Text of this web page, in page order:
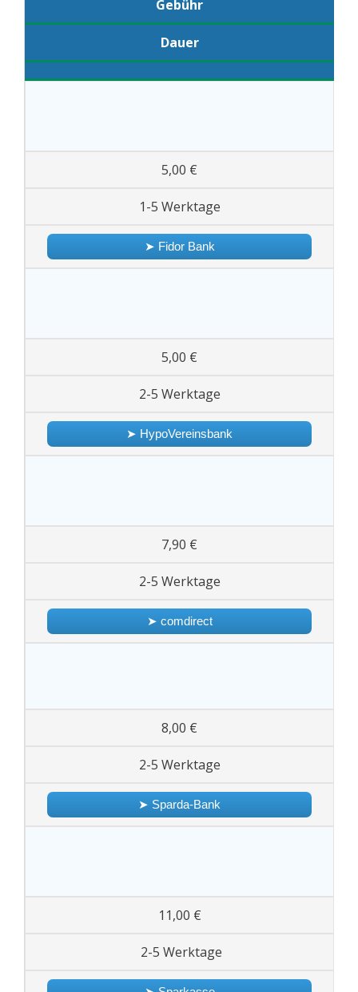
Gebühr
Dauer
5,00 €
1-5 Werktage
➤ Fidor Bank
5,00 €
2-5 Werktage
➤ HypoVereinsbank
7,90 €
2-5 Werktage
➤ comdirect
8,00 €
2-5 Werktage
➤ Sparda-Bank
11,00 €
2-5 Werktage